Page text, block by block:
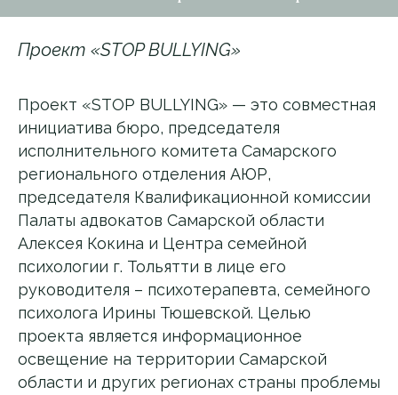
Проект «STOP BULLYING»
Проект «STOP BULLYING» — это совместная
инициатива бюро, председателя
исполнительного комитета Самарского
регионального отделения АЮР,
председателя Квалификационной комиссии
Палаты адвокатов Самарской области
Алексея Кокина и Центра семейной
психологии г. Тольятти в лице его
руководителя – психотерапевта, семейного
психолога Ирины Тюшевской. Целью
проекта является информационное
освещение на территории Самарской
области и других регионах страны проблемы